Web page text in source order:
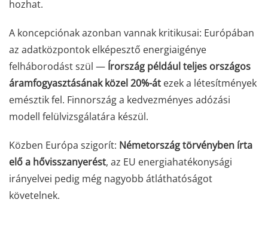
hozhat.
A koncepciónak azonban vannak kritikusai: Európában
az adatközpontok elképesztő energiaigénye
felháborodást szül — Írország például teljes országos
áramfogyasztásának közel 20%-át ezek a létesítmények
emésztik fel. Finnország a kedvezményes adózási
modell felülvizsgálatára készül.
Közben Európa szigorít: Németország törvényben írta
elő a hővisszanyerést, az EU energiahatékonysági
irányelvei pedig még nagyobb átláthatóságot
követelnek.